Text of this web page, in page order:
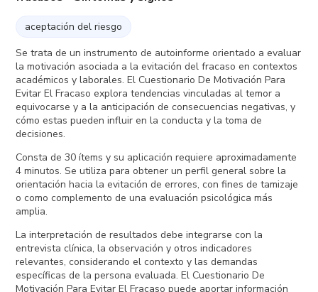
aceptación del riesgo
Se trata de un instrumento de autoinforme orientado a evaluar
la motivación asociada a la evitación del fracaso en contextos
académicos y laborales. El Cuestionario De Motivación Para
Evitar El Fracaso explora tendencias vinculadas al temor a
equivocarse y a la anticipación de consecuencias negativas, y
cómo estas pueden influir en la conducta y la toma de
decisiones.
Consta de 30 ítems y su aplicación requiere aproximadamente
4 minutos. Se utiliza para obtener un perfil general sobre la
orientación hacia la evitación de errores, con fines de tamizaje
o como complemento de una evaluación psicológica más
amplia.
La interpretación de resultados debe integrarse con la
entrevista clínica, la observación y otros indicadores
relevantes, considerando el contexto y las demandas
específicas de la persona evaluada. El Cuestionario De
Motivación Para Evitar El Fracaso puede aportar información